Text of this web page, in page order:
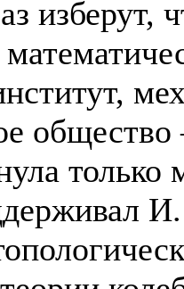
изберут,